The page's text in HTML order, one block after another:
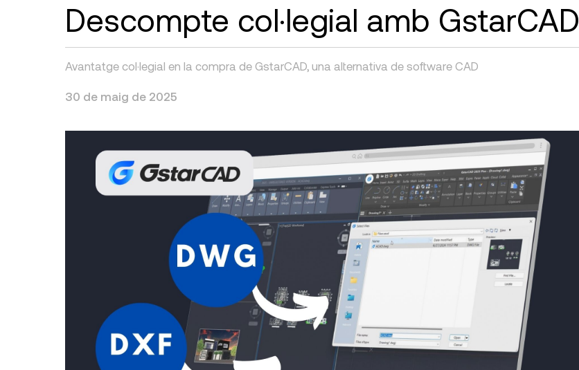
Descompte col·legial amb GstarCAD
Avantatge col·legial en la compra de GstarCAD, una alternativa de software CAD
30 de maig de 2025